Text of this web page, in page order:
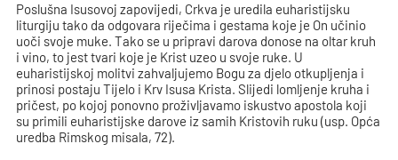
Poslušna Isusovoj zapovijedi, Crkva je uredila euharistijsku
liturgiju tako da odgovara riječima i gestama koje je On učinio
uoči svoje muke. Tako se u pripravi darova donose na oltar kruh
i vino, to jest tvari koje je Krist uzeo u svoje ruke. U
euharistijskoj molitvi zahvaljujemo Bogu za djelo otkupljenja i
prinosi postaju Tijelo i Krv Isusa Krista. Slijedi lomljenje kruha i
pričest, po kojoj ponovno proživljavamo iskustvo apostola koji
su primili euharistijske darove iz samih Kristovih ruku (usp. Opća
uredba Rimskog misala, 72).